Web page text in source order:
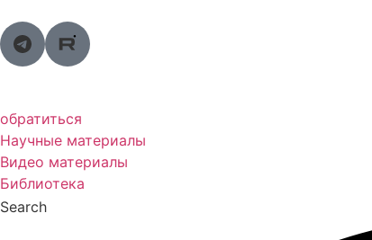
к
содержимому
обратиться
Научные материалы
Видео материалы
Библиотека
Search